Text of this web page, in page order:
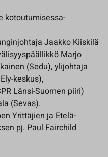
kotoutumisessa-
Jaakko Kiiskilä
Marjo
(Sedu), ylijohtaja
keskus),
Länsi-Suomen piiri)
(Sevas).
Yrittäjien ja Etelä-
pj. Paul Fairchild